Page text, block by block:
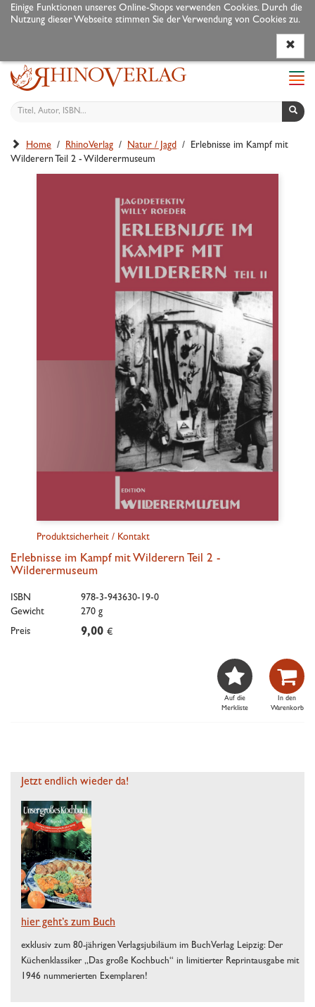
Einige Funktionen unseres Online-Shops verwenden Cookies. Durch die
Nutzung dieser Webseite stimmen Sie der Verwendung von Cookies zu.
Home / RhinoVerlag / Natur / Jagd / Erlebnisse im Kampf mit
Wilderern Teil 2 - Wilderermuseum
Produktsicherheit / Kontakt
Erlebnisse im Kampf mit Wilderern Teil 2 -
Wilderermuseum
ISBN
978-3-943630-19-0
Gewicht
270 g
Preis
9,00 €

Auf die
Merkliste

In den
Warenkorb
Jetzt endlich wieder da!
hier geht’s zum Buch
exklusiv zum 80-jährigen Verlagsjubiläum im BuchVerlag Leipzig: Der
Küchenklassiker „Das große Kochbuch“ in limitierter Reprintausgabe mit
1946 nummerierten Exemplaren!